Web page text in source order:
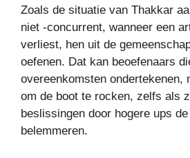
Zoals de situatie van Thakkar
niet -concurrent, wanneer een
verliest, hen uit de
oefenen. Dat kan beoefenaars
overeenkomsten ondertekenen,
om de boot te rocken, zelfs als
beslissingen door hogere ups
belemmeren.